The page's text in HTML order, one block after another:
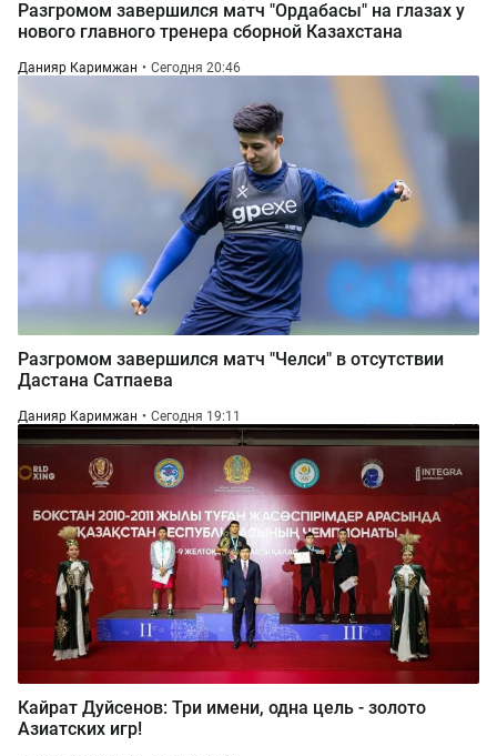
Разгромом завершился матч "Ордабасы" на глазах у
нового главного тренера сборной Казахстана
Данияр Каримжан Сегодня 20:46
Разгромом завершился матч "Челси" в отсутствии
Дастана Сатпаева
Данияр Каримжан Сегодня 19:11
Кайрат Дуйсенов: Три имени, одна цель - золото
Азиатских игр!